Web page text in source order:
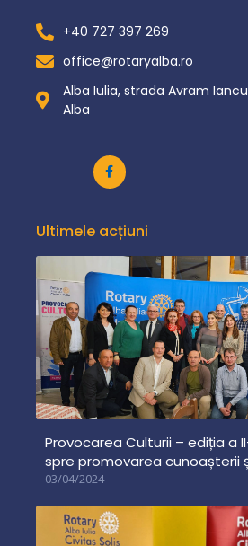
+40 727 397 269
office@rotaryalba.ro
Alba Iulia, strada Avram
Alba
Ultimele acțiuni
Provocarea Culturii – ediția a
spre promovarea cunoașterii
03/04/2024